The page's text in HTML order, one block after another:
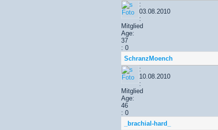
:
03.08.2010
:
Mitglied
Age:
37
: 0
SchranzMoench
:
10.08.2010
:
Mitglied
Age:
46
: 0
_brachial-hard_